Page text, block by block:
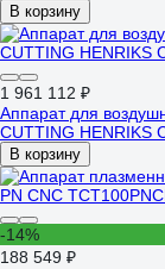
В корзину
1 961 112 ₽
Аппарат для
CUTTING HENRIKS
В корзину
-14%
188 549 ₽